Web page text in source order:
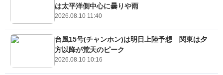
は太平洋側中心に曇りや雨
2026.08.10 11:40
台風15号(チャンホン)は明日上陸予想 関東は夕
方以降が荒天のピーク
2026.08.10 10:16